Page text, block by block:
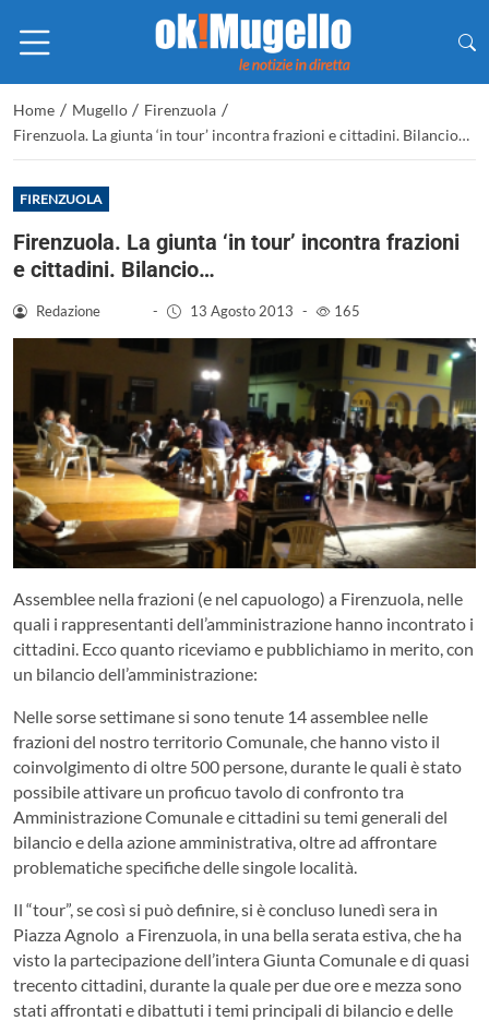
Home / Mugello / Firenzuola /
Firenzuola. La giunta ‘in tour’ incontra frazioni e cittadini. Bilancio…
FIRENZUOLA
Firenzuola. La giunta ‘in tour’ incontra frazioni
e cittadini. Bilancio…
Redazione - 13 Agosto 2013 - 165
Assemblee nella frazioni (e nel capuologo) a Firenzuola, nelle
quali i rappresentanti dell’amministrazione hanno incontrato i
cittadini. Ecco quanto riceviamo e pubblichiamo in merito, con
un bilancio dell’amministrazione:
Nelle sorse settimane si sono tenute 14 assemblee nelle
frazioni del nostro territorio Comunale, che hanno visto il
coinvolgimento di oltre 500 persone, durante le quali è stato
possibile attivare un proficuo tavolo di confronto tra
Amministrazione Comunale e cittadini su temi generali del
bilancio e della azione amministrativa, oltre ad affrontare
problematiche specifiche delle singole località.
Il “tour”, se così si può definire, si è concluso lunedì sera in
Piazza Agnolo a Firenzuola, in una bella serata estiva, che ha
visto la partecipazione dell’intera Giunta Comunale e di quasi
trecento cittadini, durante la quale per due ore e mezza sono
stati affrontati e dibattuti i temi principali di bilancio e delle